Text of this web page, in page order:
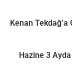
Kenan Tekdağ’a
Hazine 3